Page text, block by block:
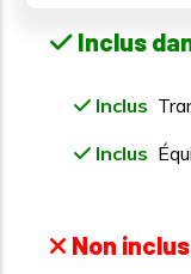
Inclus
Inclus
Inclus
Non